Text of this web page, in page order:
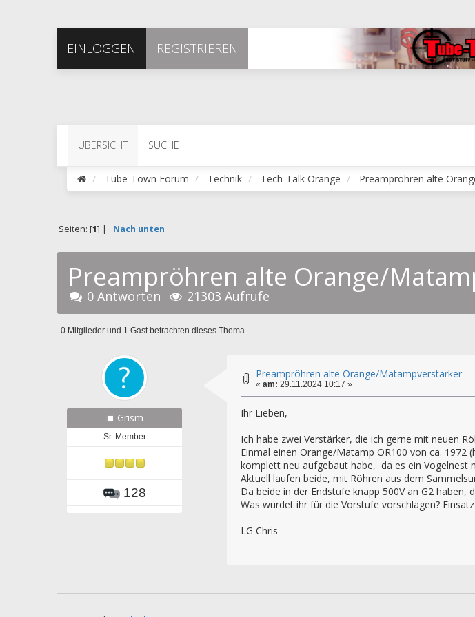
EINLOGGEN REGISTRIEREN
ÜBERSICHT SUCHE
Tube-Town Forum Technik Tech-Talk Orange Preampröhren alte
Seiten: [1] | Nach unten
Preampröhren alte Orange/
0 Antworten 21303 Aufrufe
0 Mitglieder und 1 Gast betrachten dieses Thema.
Grism
Sr. Member
128
Preampröhren alte Orange/Matampverstärker
« am: 29.11.2024 10:17 »
Ihr Lieben,
Ich habe zwei Verstärker, die ich gerne mit neuen
Einmal einen Orange/Matamp OR100 von ca. 1972
komplett neu aufgebaut habe, da es ein Vogelnest
Aktuell laufen beide, mit Röhren aus dem
Da beide in der Endstufe knapp 500V an G2 haben,
Was würdet ihr für die Vorstufe vorschlagen?
LG Chris